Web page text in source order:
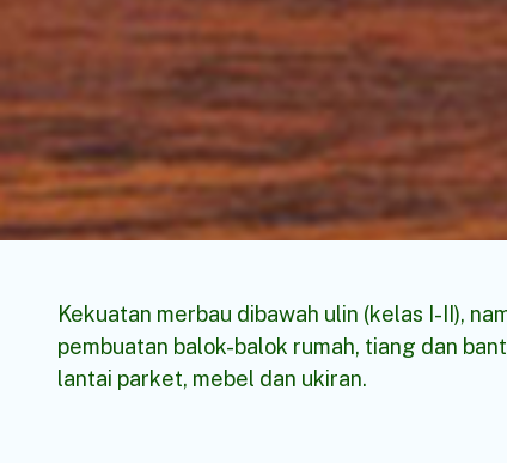
Kekuatan merbau dibawah ulin (kelas I-II),
pembuatan balok-balok rumah, tiang dan
lantai parket, mebel dan ukiran.